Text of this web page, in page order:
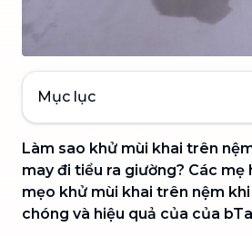
Mục lục
Làm sao khử mùi khai trên
may đi tiểu ra giường? Các mẹ
mẹo khử mùi khai trên nệm
chóng và hiệu quả của của